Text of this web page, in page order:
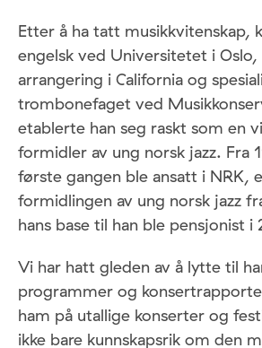
Etter å ha tatt musikkvitenskap,
engelsk ved Universitetet i
arrangering i California og
trombonefaget ved
etablerte han seg raskt som en
formidler av ung norsk jazz. Fra
første gangen ble ansatt i NRK,
formidlingen av ung norsk jazz
hans base til han ble pensjonist i
Vi har hatt gleden av å lytte til
programmer og
ham på utallige konserter og
ikke bare kunnskapsrik om den